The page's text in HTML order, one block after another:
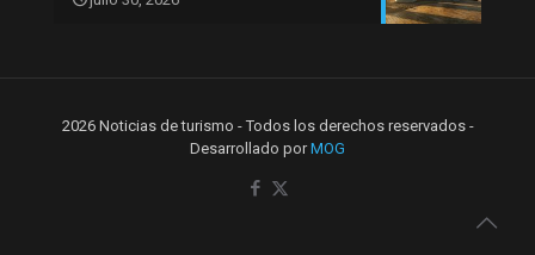
2026 Noticias de turismo - Todos los derechos reservados -
Desarrollado porMOG